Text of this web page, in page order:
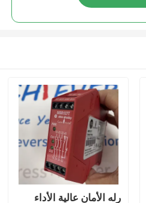
رله الأمان عالية الأداء